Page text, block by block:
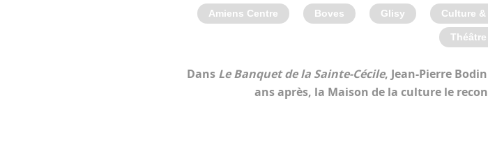
Amiens Centre Boves Glisy Culture
Théâtre
DansLe Banquet de la Sainte-Cécile, Jean-Pierre
ans après, la Maison de la culture le